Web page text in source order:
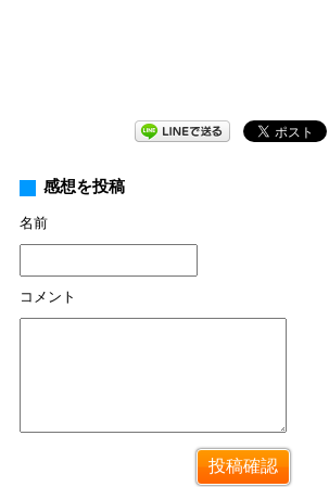
感想を投稿
名前
コメント